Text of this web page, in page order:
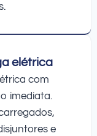
elétrica
com
imediata.
e